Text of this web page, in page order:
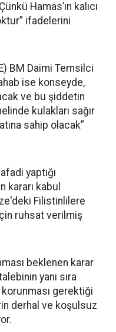
Hamas’ın kalıcı
ifadelerini
BM Daimi Temsilci
ise konseyde,
ve bu şiddetin
kulakları sağır
sahip olacak”
yaptığı
kararı kabul
Filistinlilere
ruhsat verilmiş
beklenen karar
yanı sıra
gerektiği
derhal ve koşulsuz